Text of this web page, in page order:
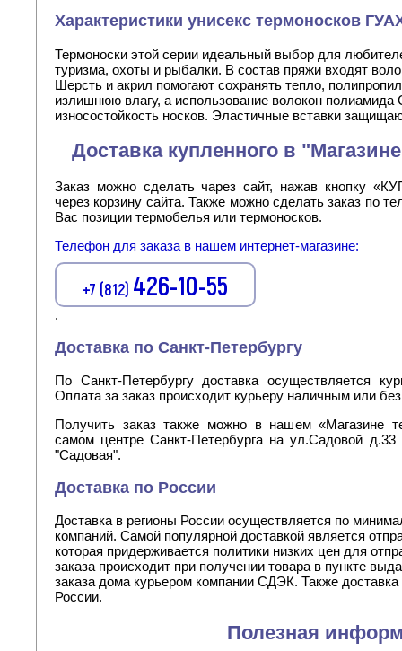
Характеристики унисекс термоносков
Термоноски этой серии идеальный выбор для
туризма, охоты и рыбалки. В состав пряжи входят
Шерсть и акрил помогают сохранять тепло,
излишнюю влагу, а использование волокон
износостойкость носков. Эластичные вставки
Доставка купленного в
Заказ можно сделать чарез сайт, нажав кнопку
через корзину сайта. Также можно сделать заказ по
Вас позиции термобелья или термоносков.
Телефон для заказа в нашем интернет-магазине:
+7 (812) 426-10-55
.
Доставка по Санкт-Петербургу
По Санкт-Петербургу доставка осуществляется
Оплата за заказ происходит курьеру наличным или
Получить заказ также можно в нашем «Магазине
самом центре Санкт-Петербурга на ул.Садовой
"Садовая".
Доставка по России
Доставка в регионы России осуществляется по
компаний. Самой популярной доставкой является
которая придерживается политики низких цен для
заказа происходит при получении товара в пункте
заказа дома курьером компании СДЭК. Также
России.
Полезная